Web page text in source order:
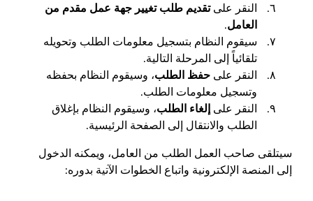
النقر علىتقديم طلب تغيير جهة عمل مقدم من
العامل.
سيقوم النظام بتسجيل معلومات الطلب وتحويله
تلقائياً إلى المرحلة التالية.
النقر على حفظ الطلب، وسيقوم النظام بحفظه
وتسجيل معلومات الطلب.
النقر على إلغاء الطلب، وسيقوم النظام بإغلاق
الطلب والانتقال إلى الصفحة الرئيسية.
سيتلقى صاحب العمل الطلب من العامل، ويمكنه الدخول
إلى المنصة الإلكترونية واتباع الخطوات الآتية بدوره: